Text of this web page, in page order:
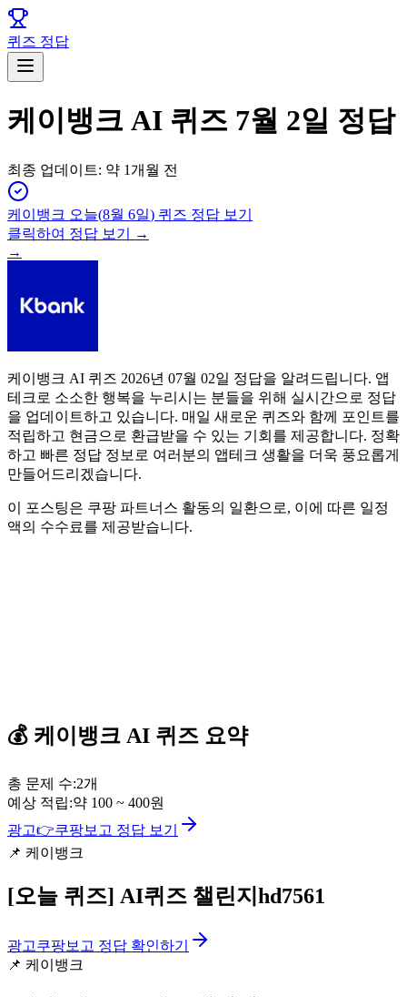
퀴즈 정답
케이뱅크 AI 퀴즈 7월 2일 정답
최종 업데이트: 약 1개월 전
케이뱅크 오늘(8월 6일) 퀴즈 정답 보기
클릭하여 정답 보기 →
→
케이뱅크 AI 퀴즈 2026년 07월 02일 정답을 알려드립니다. 앱
테크로 소소한 행복을 누리시는 분들을 위해 실시간으로 정답
을 업데이트하고 있습니다. 매일 새로운 퀴즈와 함께 포인트를
적립하고 현금으로 환급받을 수 있는 기회를 제공합니다. 정확
하고 빠른 정답 정보로 여러분의 앱테크 생활을 더욱 풍요롭게
만들어드리겠습니다.
이 포스팅은 쿠팡 파트너스 활동의 일환으로, 이에 따른 일정
액의 수수료를 제공받습니다.
💰 케이뱅크 AI 퀴즈 요약
총 문제 수:2개
예상 적립:약 100 ~ 400원
광고👉쿠팡보고 정답 보기
📌 케이뱅크
[오늘 퀴즈] AI퀴즈 챌린지hd7561
광고쿠팡보고 정답 확인하기
📌 케이뱅크